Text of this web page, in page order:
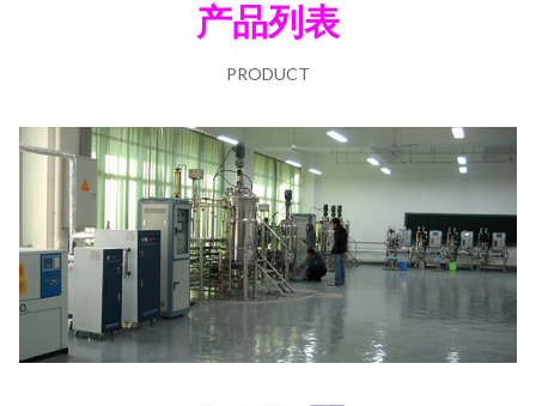
产品列表
PRODUCT